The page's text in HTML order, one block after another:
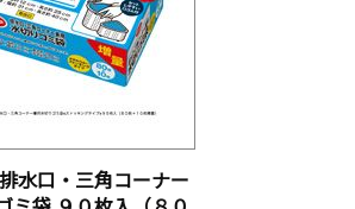
キャンペー
キー応援キ
水口・三角コーナー